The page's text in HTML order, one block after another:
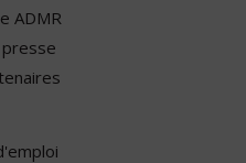
ADMR
presse